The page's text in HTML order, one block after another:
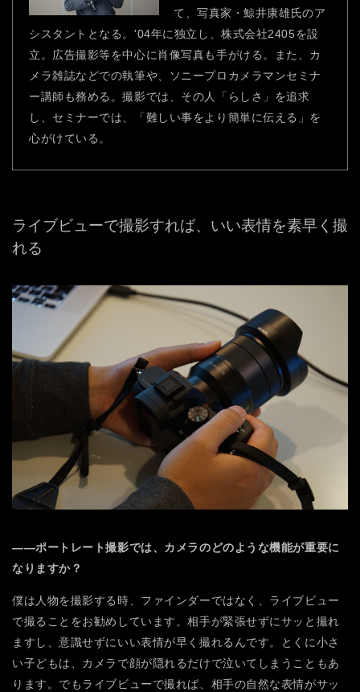
て、写真家・鯨井康雄氏のア
シスタントとなる。'04年に独立し、株式会社2405を設
立。広告撮影等を中心に肖像写真も手がける。また、カ
メラ雑誌などでの執筆や、ソニープロカメラマンセミナ
ー講師も務める。撮影では、その人「らしさ」を追求
し、セミナーでは、「難しい事をより簡単に伝える」を
心がけている。
ライブビューで撮影すれば、 いい表情を素早く撮
れる
――ポートレート撮影では、カメラのどのような機能が重要に
なりますか？
僕は人物を撮影する時、ファインダーではなく、ライブビュー
で撮ることをお勧めしています。相手が緊張せずにサッと撮れ
ますし、意識せずにいい表情が早く撮れるんです。とくに小さ
い子どもは、カメラで顔が隠れるだけで泣いてしまうこともあ
ります。でもライブビューで撮れば、相手の自然な表情がサッ